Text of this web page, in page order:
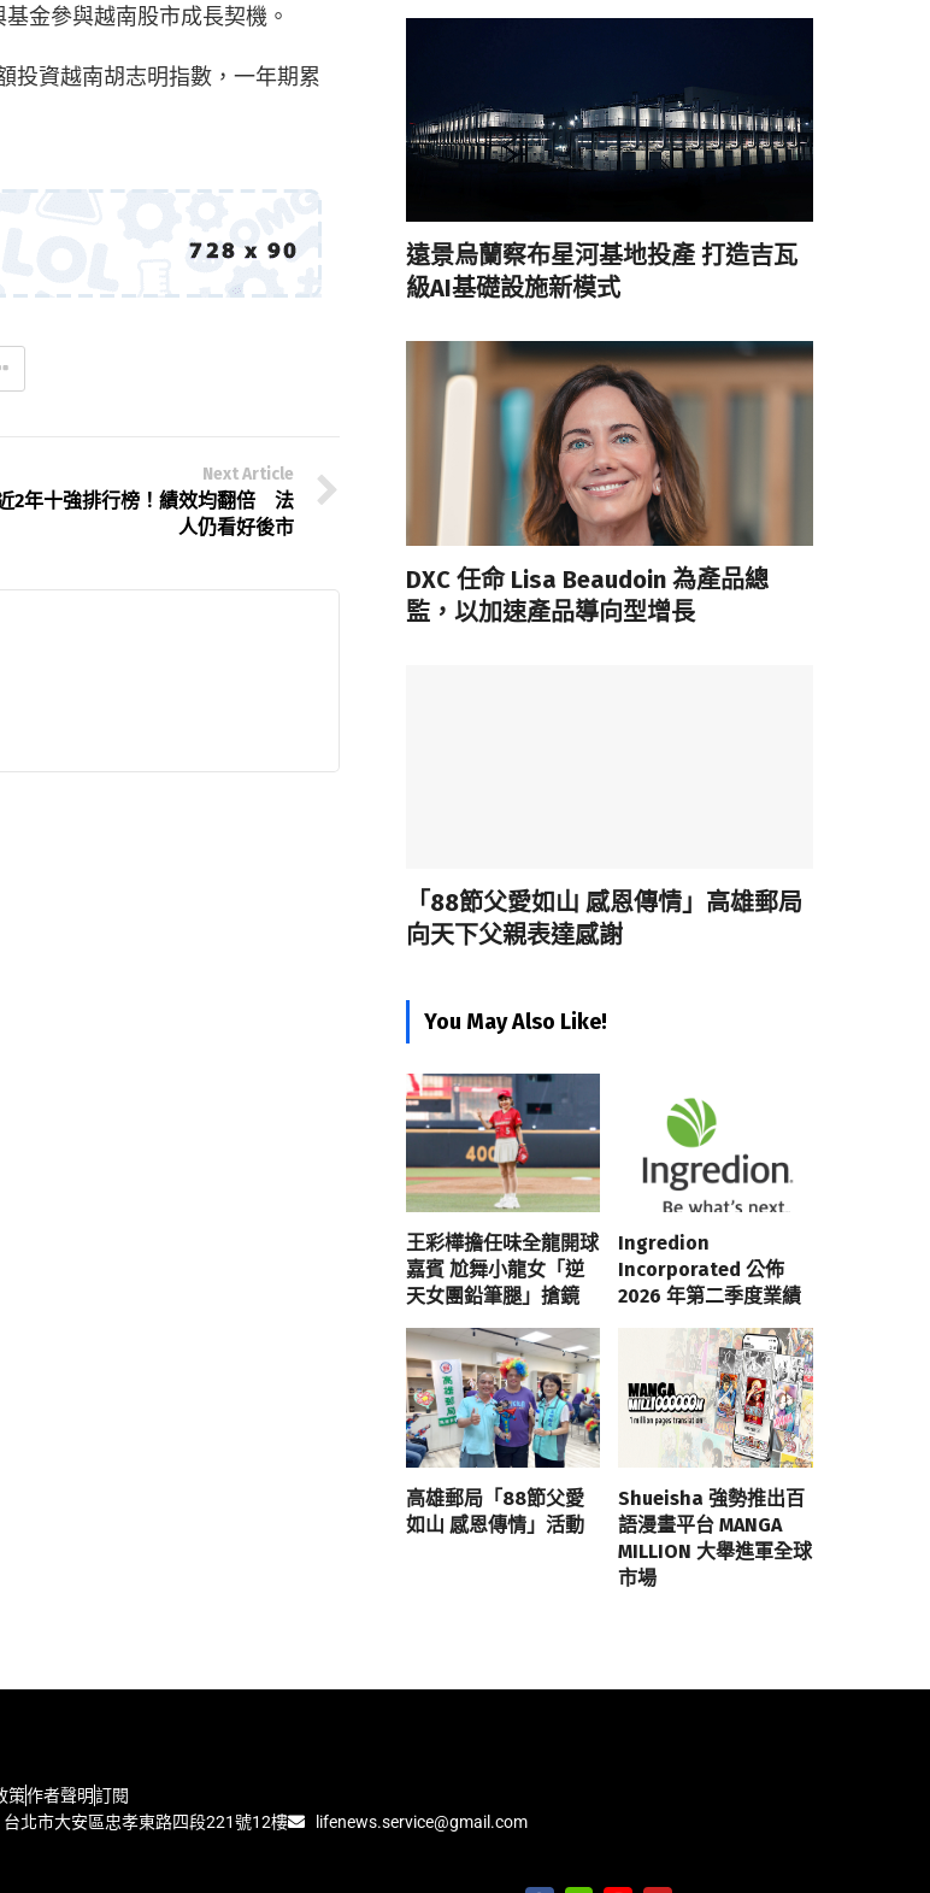
金參與越南股市成長契機。
投資越南胡志明指數，一年期累
Next Article
2年十強排行榜！績效均翻倍 法
人仍看好後市
遠景烏蘭察布星河基地投產 打造吉瓦
級AI基礎設施新模式
DXC 任命 Lisa Beaudoin 為產品總
監，以加速產品導向型增長
「88節父愛如山 感恩傳情」高雄郵局
向天下父親表達感謝
You May Also Like!
王彩樺擔任味全龍開球
嘉賓 尬舞小龍女「逆
天女團鉛筆腿」搶鏡
Ingredion
Incorporated 公佈
2026 年第二季度業績
高雄郵局「88節父愛
如山 感恩傳情」活動
Shueisha 強勢推出百
語漫畫平台 MANGA
MILLION 大舉進軍全球
市場
策作者聲明訂閱
北市大安區忠孝東路四段221號12樓 lifenews.service@gmail.com